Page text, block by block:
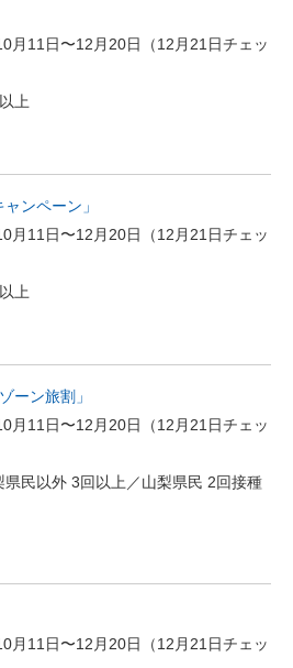
月11日〜12月20日（12月21日チェッ
上
ンペーン」
月11日〜12月20日（12月21日チェッ
上
ーン旅割」
月11日〜12月20日（12月21日チェッ
県民以外 3回以上／山梨県民 2回接種
月11日〜12月20日（12月21日チェッ